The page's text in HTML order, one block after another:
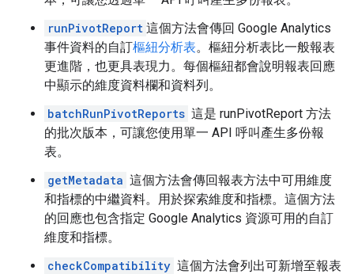
runPivotReport 這個方法會傳回 Google Analytics
事件資料的自訂樞紐分析表。樞紐分析表比一般報表
更進階，也更具表現力。每個樞紐都會說明報表回應
中顯示的維度資料欄和資料列。
batchRunPivotReports 這是 runPivotReport 方法
的批次版本，可讓您使用單一 API 呼叫產生多份報
表。
getMetadata 這個方法會傳回報表方法中可用維度
和指標的中繼資料。用於探索維度和指標。這個方法
的回應也包含指定 Google Analytics 資源可用的自訂
維度和指標。
checkCompatibility 這個方法會列出可新增至報表